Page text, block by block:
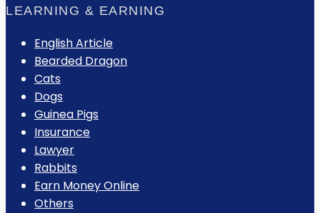
LEARNING & EARNING
English Article
Bearded Dragon
Cats
Dogs
Guinea Pigs
Insurance
Lawyer
Rabbits
Earn Money Online
Others